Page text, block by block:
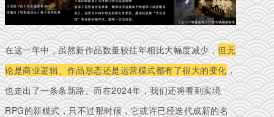
在这一年中，虽然新作品数量较往年相比大幅度减少，但无
论是商业逻辑、作品形态还是运营模式都有了很大的变化，
也走出了一条条新路。而在2024年，我们还将看到实境
RPG的新模式，只不过那时候，它或许已经迭代成新的名